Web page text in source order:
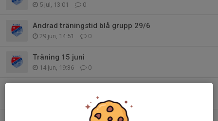
5 jul, 13:01 0
Ändrad träningstid blå grupp 29/6
29 jun, 14:51 0
Träning 15 juni
14 jun, 19:36 0